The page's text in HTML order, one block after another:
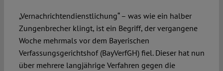
Spotlight
„Vernachrichtendienstlichung“ – was wie ein halber
Zungenbrecher klingt, ist ein Begriff, der vergangene
Woche mehrmals vor dem Bayerischen
Verfassungsgerichtshof (BayVerfGH) fiel. Dieser hat nun
über mehrere langjährige Verfahren gegen die